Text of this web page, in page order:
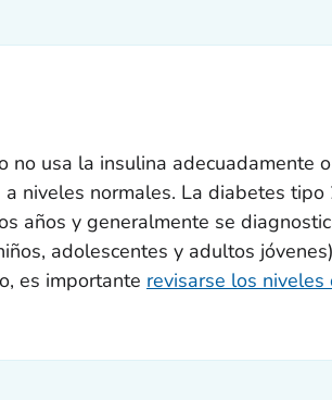
no usa la insulina adecuadamente
niveles normales. La diabetes tipo
años y generalmente se
adolescentes y adultos
es importante revisarse los niveles